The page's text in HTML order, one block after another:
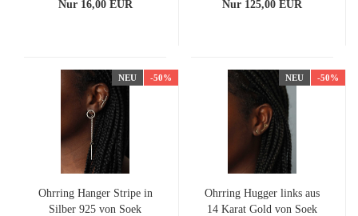
Nur 16,00 EUR
Nur 125,00 EUR
NEU -50%
Ohrring Hanger Stripe in
Silber 925 von Soek
NEU -50%
Ohrring Hugger links aus
14 Karat Gold von Soek